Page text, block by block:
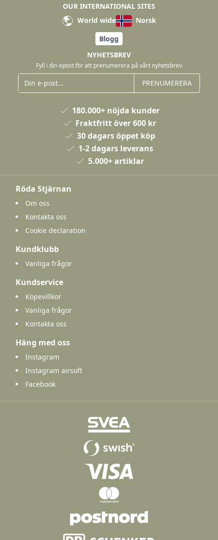
OUR INTERNATIONAL SITES
World wide
Norsk
Blogg
NYHETSBREV
Fyll i din epost för att prenumerera på vårt nyhetsbrev
PRENUMERERA
180.000+ nöjda kunder
Fraktfritt över 600 kr
30 dagars öppet köp
1-2 dagars leverans
5.000+ artiklar
Röda Stjärnan
Om oss
Kontakta oss
Cookie declaration
Kundklubb
Vanliga frågor
Kundservice
Köpevillkor
Vanliga frågor
Kontakta oss
Häng med oss
Instagram
Instagram airsoft
Facebook